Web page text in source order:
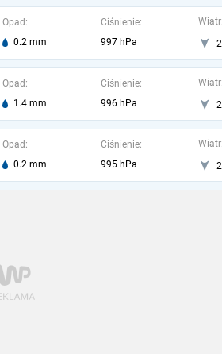
Opad:
0.2 mm
Ciśnienie:
997 hPa
Wiatr:
Opad:
1.4 mm
Ciśnienie:
996 hPa
Wiatr:
Opad:
0.2 mm
Ciśnienie:
995 hPa
Wiatr: